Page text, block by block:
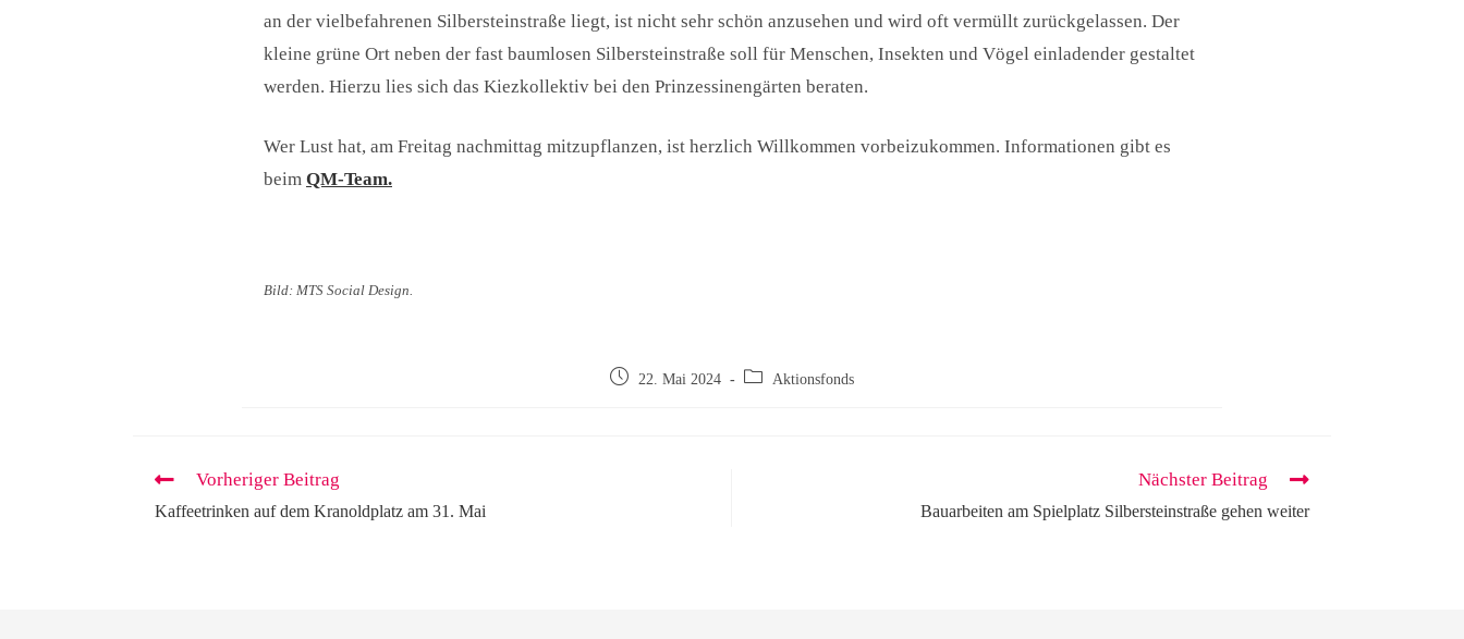
an der vielbefahrenen Silbersteinstraße liegt, ist nicht sehr schön anzusehen und wird oft vermüllt zurückgelassen. Der
kleine grüne Ort neben der fast baumlosen Silbersteinstraße soll für Menschen, Insekten und Vögel einladender gestaltet
werden. Hierzu lies sich das Kiezkollektiv bei den Prinzessinengärten beraten.
Wer Lust hat, am Freitag nachmittag mitzupflanzen, ist herzlich Willkommen vorbeizukommen. Informationen gibt es
beim QM-Team.
Bild: MTS Social Design.
22. Mai 2024 Aktionsfonds
Vorheriger Beitrag
Kaffeetrinken auf dem Kranoldplatz am 31. Mai
Nächster Beitrag
Bauarbeiten am Spielplatz Silbersteinstraße gehen weiter